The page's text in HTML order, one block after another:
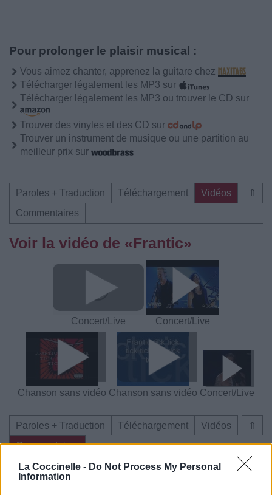
La Coccinelle - Do Not Process My Personal
Information
Pour prolonger le plaisir musical :
Vous aimez chanter, apprenez la guitare chez
Télécharger légalement les MP3 sur
Télécharger légalement les MP3 ou trouver le CD sur
Trouver des vinyles et des CD sur
Trouver un instrument de musique ou une partition au
meilleur prix sur
⇑
Paroles + Traduction Téléchargement
Vidéos
Commentaires
Voir la vidéo de «Frantic»
Concert/Live Concert/Live
Chanson sans vidéo Chanson sans vidéo Concert/Live
⇑
Paroles + Traduction Téléchargement
Vidéos
Commentaires
Dire «merci» pour cette traduction